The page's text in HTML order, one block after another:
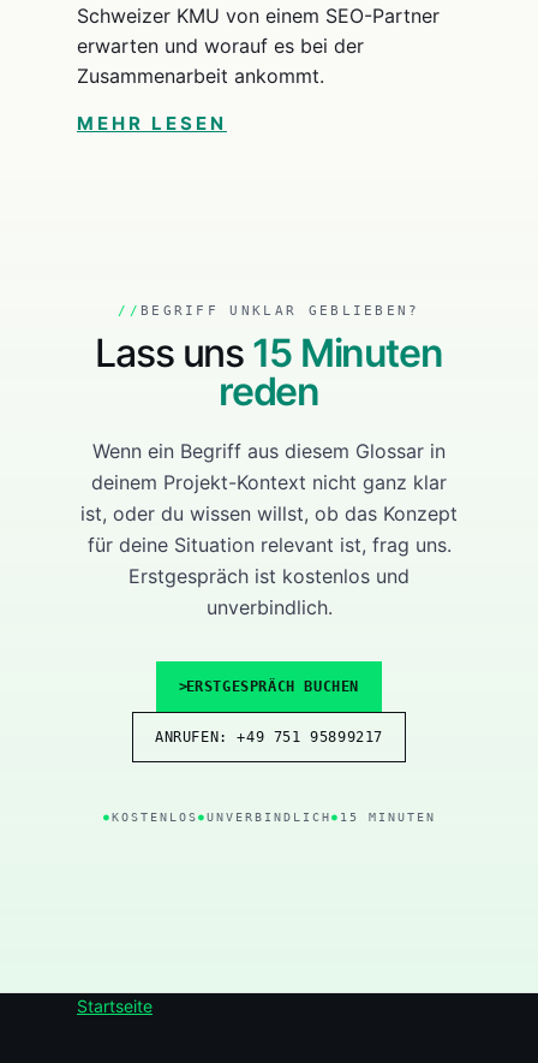
Schweizer KMU von einem SEO-Partner
erwarten und worauf es bei der
Zusammenarbeit ankommt.
MEHR LESEN
BEGRIFF UNKLAR GEBLIEBEN?
Lass uns 15 Minuten
reden
Wenn ein Begriff aus diesem Glossar in
deinem Projekt-Kontext nicht ganz klar
ist, oder du wissen willst, ob das Konzept
für deine Situation relevant ist, frag uns.
Erstgespräch ist kostenlos und
unverbindlich.
ERSTGESPRÄCH BUCHEN
ANRUFEN: +49 751 95899217
KOSTENLOS UNVERBINDLICH 15 MINUTEN
Startseite